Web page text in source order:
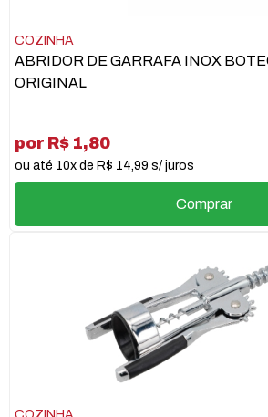
COZINHA
ABRIDOR DE GARRAFA INOX
ORIGINAL
por R$ 1,80
ou até 10x de R$ 14,99 s/ juros
Comprar